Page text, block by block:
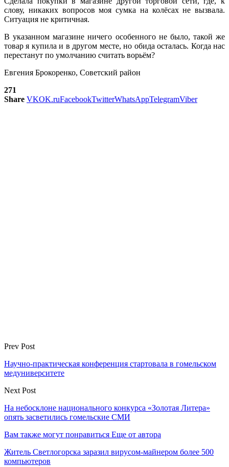
слову, никаких вопросов моя сумка на колёсах не вызвала.
Ситу­ация не критичная.
В указанном магазине ничего особенного не было, такой же
товар я купила и в другом месте, но обида осталась. Когда нас
перестанут по умолчанию считать ворьём?
Евгения Брокоренко, Советский район
271
Share VKOK.ruFacebookTwitterWhatsAppTelegramViber
Prev Post
Научно-практическая конференция стартовала в гомельском
медуниверситете
Next Post
На небосклоне национального конкурса «Золотая Литера»
опять засветились гомельские СМИ
Вам также могут понравиться Еще от автора
Житель Светлогорска заразил вирусом-майнером более 500
компьютеров